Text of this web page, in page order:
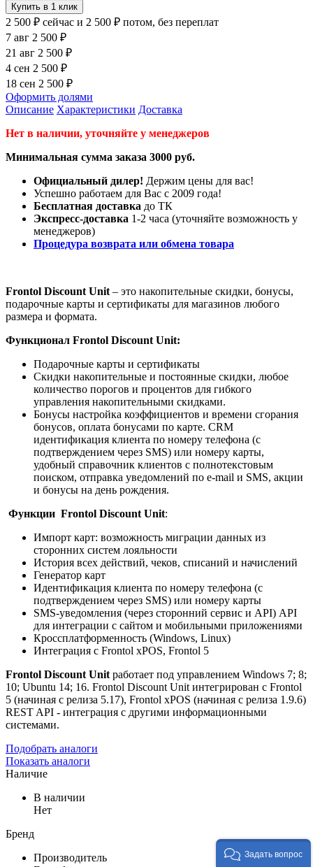
Купить в 1 клик
2 500 ₽ сейчас и 2 500 ₽ потом, без переплат
7 авг 2 500 ₽
21 авг 2 500 ₽
4 сен 2 500 ₽
18 сен 2 500 ₽
Оформить долями
Описание Характеристики Доставка
Нет в наличии, уточняйте у менеджеров
Минимальная сумма заказа 3000 руб.
Официальный дилер! Держим цены для вас!
Успешно работаем для Вас с 2009 года!
Бесплатная доставка до ТК
Экспресс-доставка 1-2 часа (уточняйте возможность у
менеджеров)
Процедура возврата или обмена товара
Frontol Discount Unit – это накопительные скидки, бонусы,
подарочные карты и сертификаты для магазинов любого
размера и формата.
Функционал Frontol Discount Unit:
Подарочные карты и сертификаты
Скидки накопительные и постоянные скидки, любое
количество порогов и процентов для гибкого
управления накопительными скидками.
Бонусы настройка коэффициентов и времени сгорания
бонусов, оплата бонусами по карте. CRM
идентификация клиента по номеру телефона (с
подтверждением через SMS) или номеру карты,
удобный справочник клиентов с полнотекстовым
поиском, отправка уведомлений по e-mail и SMS, акции
и бонусы на день рождения.
Функции Frontol Discount Unit:
Импорт карт: возможность миграции данных из
сторонних систем лояльности
История всех действий, чеков, списаний и начислений
Генератор карт
Идентификация клиента по номеру телефона (с
подтверждением через SMS) или номеру карты
SMS-уведомления (через сторонний сервис и API) API
для интеграции с сайтом и мобильными приложениями
Кроссплатформенность (Windows, Linux)
Интеграция с Frontol xPOS, Frontol 5
Frontol Discount Unit работает под управлением Windows 7; 8;
10; Ubuntu 14; 16. Frontol Discount Unit интегрирован с Frontol
5 (начиная с релиза 5.17), Frontol xPOS (начиная с релиза 1.9.6)
REST API - интеграция с другими информационными
системами.
Подобрать аналоги
Показать аналоги
Наличие
В наличии
Нет
Бренд
Производитель
Задать вопрос